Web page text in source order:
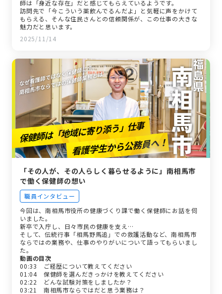
師は「身近な存在」だと感じてもらえているようです。
訪問先で「今こういう薬飲んでるんだよ」と気軽に声をかけて
もらえる、そんな住民さんとの信頼関係が、この仕事の大きな
魅力だと思います。
2025/11/14
「その人が、その人らしく暮らせるように」南相馬市
で働く保健師の想い
職員インタビュー
今回は、南相馬市役所の健康づくり課で働く保健師にお話を伺
いました。
新卒で入庁し、日々市民の健康を支え…
そして、伝統行事「相馬野馬追」での救護活動など、南相馬市
ならではの業務や、仕事のやりがいについて語ってもらいまし
た。
動画の目次
00:33 ご経歴について教えてください
01:04 保健師を選んだきっかけを教えてください
02:22 どんな試験対策をしましたか？
03:21 南相馬市ならではだと思う業務は？